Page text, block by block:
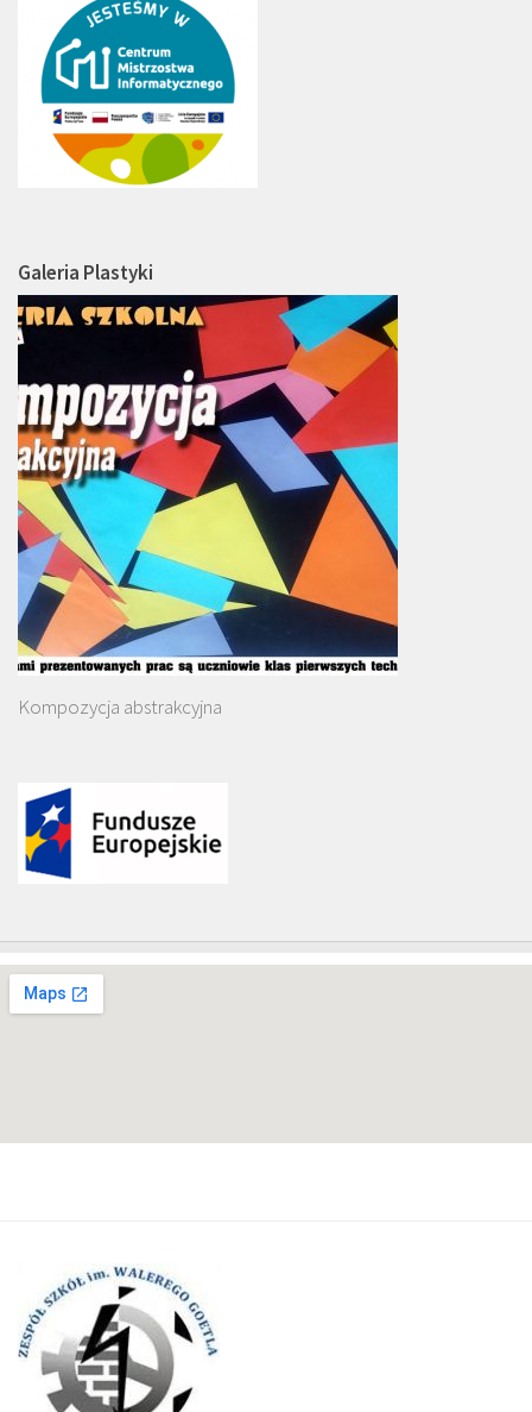
Galeria Plastyki
Kompozycja abstrakcyjna